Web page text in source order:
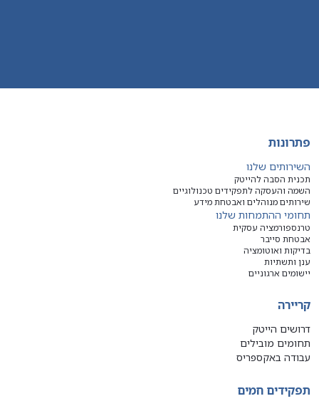
פתרונות
השירותים שלנו
תכנית הסבה להייטק
השמה והעסקה לתפקידים טכנולוגיים
שירותים מנוהלים ואבטחת מידע
תחומי ההתמחות שלנו
טרנספורמציה עסקית
אבטחת סייבר
בדיקות ואוטומציה
ענן ותשתיות
יישומים ארגוניים
קריירה
דרושים הייטק
תחומים מובילים
עבודה באקספריס
תפקידים חמים